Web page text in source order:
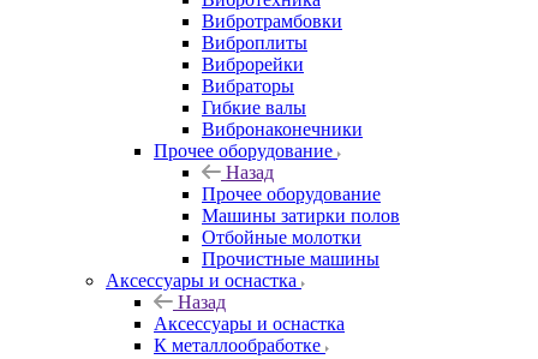
Вибротрамбовки
Виброплиты
Виброрейки
Вибраторы
Гибкие валы
Вибронаконечники
Прочее оборудование
Назад
Прочее оборудование
Машины затирки полов
Отбойные молотки
Прочистные машины
Аксeccyapы и оснастка
Назад
Аксeccyapы и оснастка
К металлообработке